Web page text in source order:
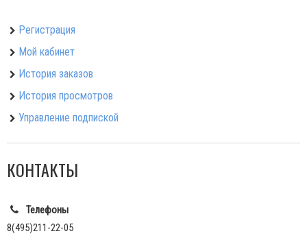
Регистрация
Мой кабинет
История заказов
История просмотров
Управление подпиской
КОНТАКТЫ
Телефоны
8(495)211-22-05